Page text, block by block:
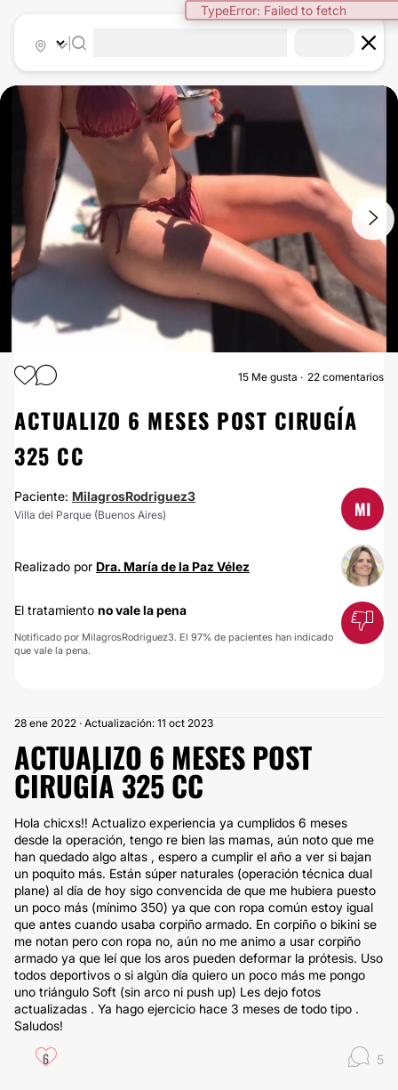
AUMENTO MAMAS
15 Me gusta 22 comentarios
ACTUALIZO 6 MESES POST CIRUGÍA
325 CC
Paciente: MilagrosRodriguez3
Villa del Parque (Buenos Aires) MI
Realizado por Dra. María de la Paz Vélez
El tratamiento no vale la pena
Notificado por MilagrosRodriguez3. El 97% de pacientes han indicado
que vale la pena.
28 ene 2022 · Actualización: 11 oct 2023
ACTUALIZO 6 MESES POST
CIRUGÍA 325 CC
Hola chicxs!! Actualizo experiencia ya cumplidos 6 meses
desde la operación, tengo re bien las mamas, aún noto que me
han quedado algo altas , espero a cumplir el año a ver si bajan
un poquito más. Están súper naturales (operación técnica dual
plane) al día de hoy sigo convencida de que me hubiera puesto
un poco más (mínimo 350) ya que con ropa común estoy igual
que antes cuando usaba corpiño armado. En corpiño o bikini se
me notan pero con ropa no, aún no me animo a usar corpiño
armado ya que leí que los aros pueden deformar la prótesis. Uso
todos deportivos o si algún día quiero un poco más me pongo
uno triángulo Soft (sin arco ni push up) Les dejo fotos
actualizadas . Ya hago ejercicio hace 3 meses de todo tipo .
Saludos!
6 5